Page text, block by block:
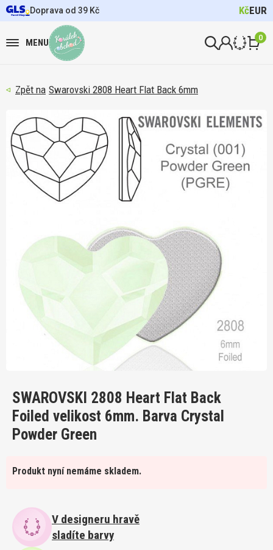
Doprava od 39 Kč KčEUR
MENU 0
Swarovski 2808 Heart Flat Back 6mm
SWAROVSKI 2808 Heart Flat Back
Foiled velikost 6mm. Barva Crystal
Powder Green
Produkt nyní nemáme skladem.
V designeru hravě
sladíte barvy